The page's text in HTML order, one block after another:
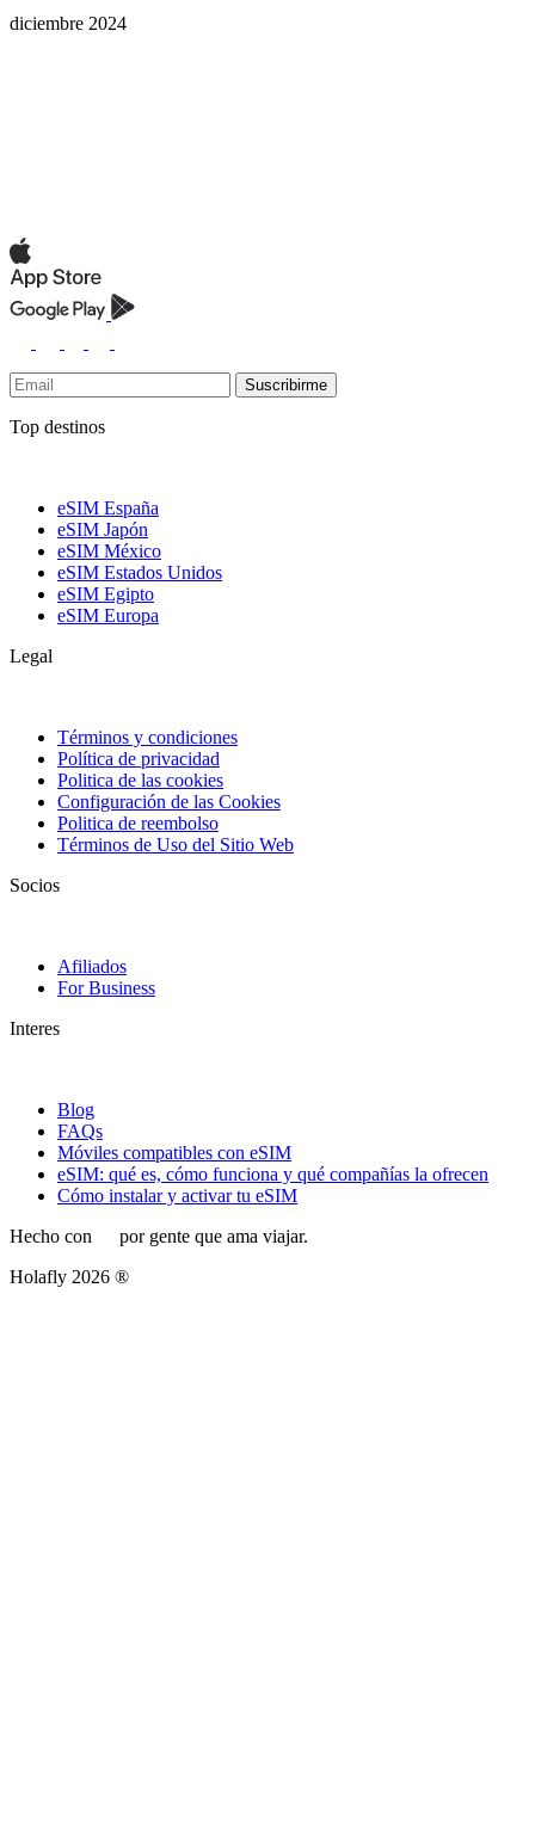
diciembre 2024
Suscribirme
Top destinos
eSIM España
eSIM Japón
eSIM México
eSIM Estados Unidos
eSIM Egipto
eSIM Europa
Legal
Términos y condiciones
Política de privacidad
Politica de las cookies
Configuración de las Cookies
Politica de reembolso
Términos de Uso del Sitio Web
Socios
Afiliados
For Business
Interes
Blog
FAQs
Móviles compatibles con eSIM
eSIM: qué es, cómo funciona y qué compañías la ofrecen
Cómo instalar y activar tu eSIM
Hecho con
por gente que ama viajar.
Holafly 2026 ®